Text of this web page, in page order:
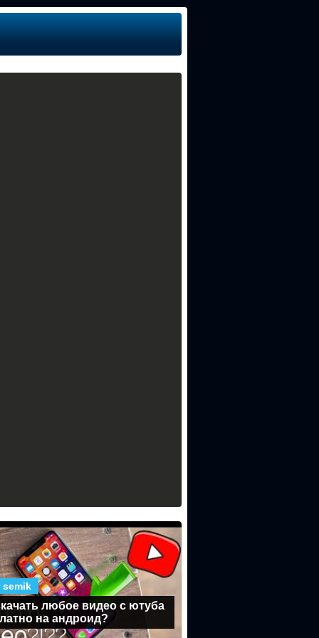
semik
любое видео с ютуба
на андроид?